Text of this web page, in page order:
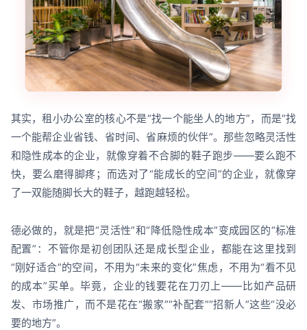
其实，租小办公室的核心不是“找一个能坐人的地方”，而是“找
一个能帮企业省钱、省时间、省麻烦的伙伴”。那些忽略灵活性
和隐性成本的企业，就像穿着不合脚的鞋子跑步——要么跑不
快，要么磨得脚疼；而选对了“能成长的空间”的企业，就像穿
了一双能随脚长大的鞋子，越跑越轻松。
德必做的，就是把“灵活性”和“降低隐性成本”变成园区的“标准
配置”：不管你是初创团队还是成长型企业，都能在这里找到
“刚好适合”的空间，不用为“未来的变化”焦虑，不用为“看不见
的成本”买单。毕竟，企业的钱要花在刀刃上——比如产品研
发、市场推广，而不是花在“搬家”“补配套”“招新人”这些“没必
要的地方”。